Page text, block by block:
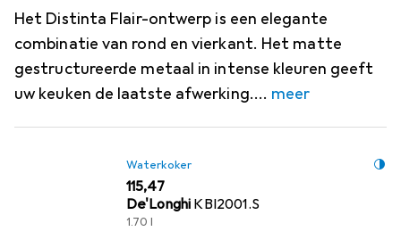
Het Distinta Flair-ontwerp is een elegante
combinatie van rond en vierkant. Het matte
gestructureerde metaal in intense kleuren geeft
uw keuken de laatste afwerking.
meer
Waterkoker
EUR
115,47
De'Longhi KBI2001.S
1.70 l